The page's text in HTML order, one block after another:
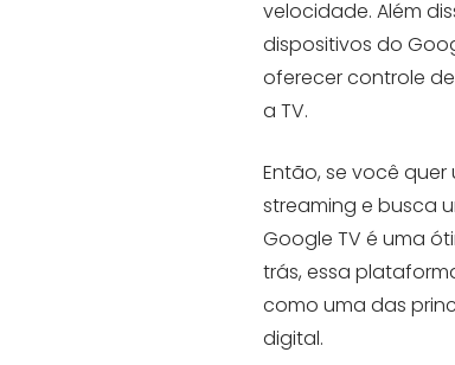
velocidade. Além
dispositivos do
oferecer controle
a TV.
Então, se você
streaming e busca
Google TV é uma
trás, essa
como uma das
digital.